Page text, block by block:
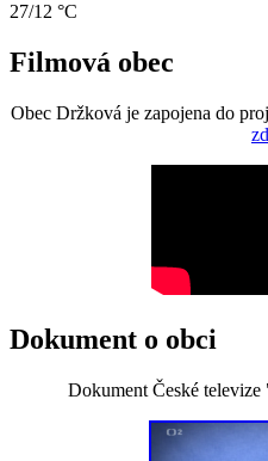
27/12 °C
Filmová obec
Obec Držková je zapojena do
Dokument o obci
Dokument České televize